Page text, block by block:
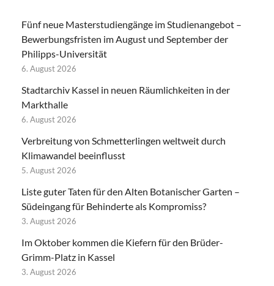
Fünf neue Masterstudiengänge im Studienangebot –
Bewerbungsfristen im August und September der
Philipps-Universität
6. August 2026
Stadtarchiv Kassel in neuen Räumlichkeiten in der
Markthalle
6. August 2026
Verbreitung von Schmetterlingen weltweit durch
Klimawandel beeinflusst
5. August 2026
Liste guter Taten für den Alten Botanischer Garten –
Südeingang für Behinderte als Kompromiss?
3. August 2026
Im Oktober kommen die Kiefern für den Brüder-
Grimm-Platz in Kassel
3. August 2026